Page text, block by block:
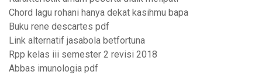
Chord lagu rohani hanya dekat kasihmu bapa
Buku rene descartes pdf
Link alternatif jasabola betfortuna
Rpp kelas iii semester 2 revisi 2018
Abbas imunologia pdf